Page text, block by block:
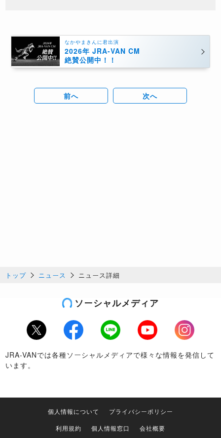
なかやまきんに君出演
2026年 JRA-VAN CM
絶賛公開中！！
前へ 次へ
トップ ニュース ニュース詳細
ソーシャルメディア
Twitter Facebook LINE Youtube
Instagram
JRA-VANでは各種ソーシャルメディアで様々な情報を発信して
います。
個人情報について
プライバシーポリシー
利用規約
個人情報窓口 会社概要